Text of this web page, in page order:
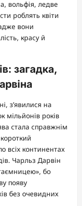
вольфія, ледве
роблять квіти
вони
красу й
загадка,
з’явилися на
мільйонів років
стала справжнім
всіх континентах
Чарльз Дарвін
бо
появу
без очевидних